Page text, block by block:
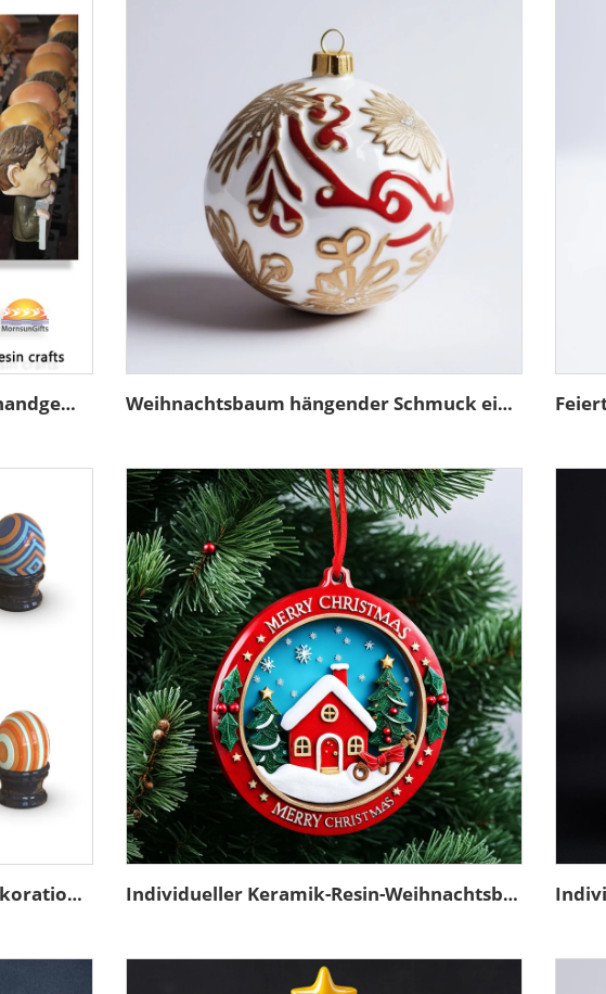
Direktfabrikhersteller Lieferant handgemacht individuell hochwertig professionell OEM und ODM Resin-Keramik-Handarbeiten Weihnachtsbaum hängender Schmuck einzigartige Keramikbälle
Maßangefertigte Osterei-Heimdekoration Keramikfarben Ostereier Individueller Keramik-Resin-Weihnachtsbaum-Hängeschmuck für zu Hause